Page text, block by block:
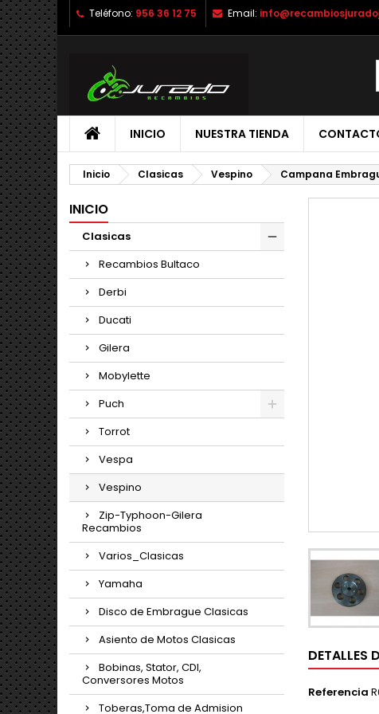
Teléfono: 956 36 12 75 Email:
INICIO NUESTRA TIENDA
Inicio Clasicas Vespino Campana
INICIO
Clasicas
Recambios Bultaco
Derbi
Ducati
Gilera
Mobylette
Puch
Torrot
Vespa
Vespino
Zip-Typhoon-Gilera
Recambios
Varios_Clasicas
Yamaha
Disco de Embrague Clasicas
Asiento de Motos Clasicas
Bobinas, Stator, CDI,
Conversores Motos
Toberas,Toma de Admision
DETALLES
Referencia